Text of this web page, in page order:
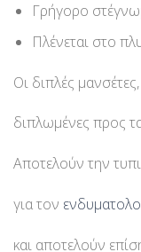
Γρήγορο
Πλένεται στο
Οι διπλές
διπλωμένες προς
Αποτελούν την
για τον
και αποτελούν